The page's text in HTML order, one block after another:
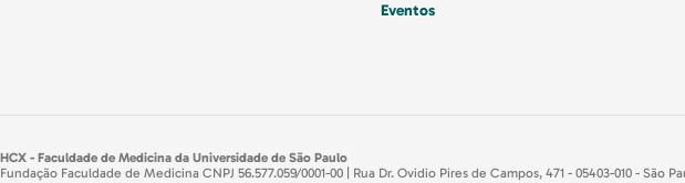
Eventos
HCX - Faculdade de Medicina da Universidade de São Paulo
Fundação Faculdade de Medicina CNPJ 56.577.059/0001-00 | Rua Dr. Ovidio Pires de Campos, 471 - 05403-010 - São